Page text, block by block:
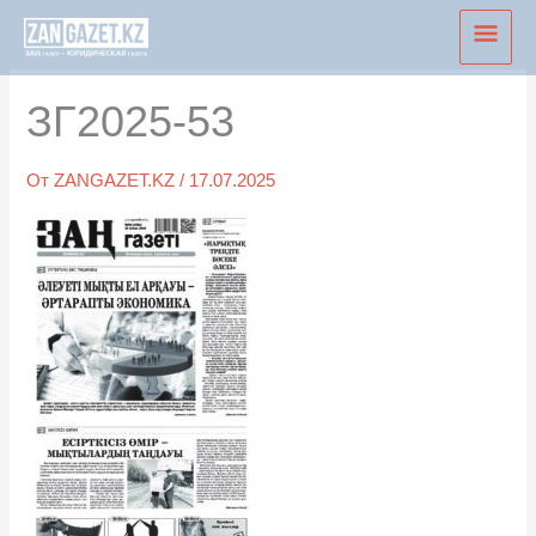
Перейти
содержимому
ЗГ2025-53
ОтZANGAZET.KZ/ 17.07.2025